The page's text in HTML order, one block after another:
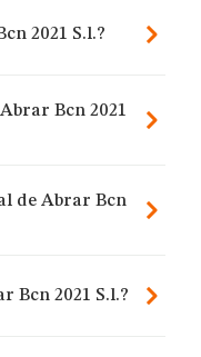
2021 S.l.?
Bcn 2021
de Abrar Bcn
Bcn 2021 S.l.?